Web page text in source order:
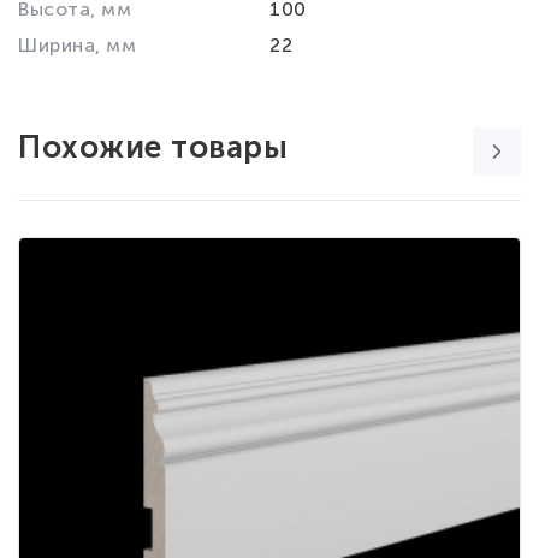
Высота, мм
100
Ширина, мм
22
Похожие товары